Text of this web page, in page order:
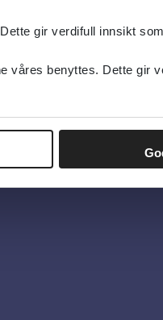
gir verdifull innsikt
våres benyttes. Dette gir